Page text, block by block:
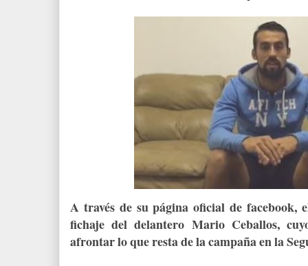
A través de su página oficial de
fichaje del delantero Mario Ceballos,
afrontar lo que resta de la campaña en la